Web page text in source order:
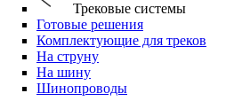
Трековые системы
Готовые решения
Комплектующие для треков
На струну
На шину
Шинопроводы